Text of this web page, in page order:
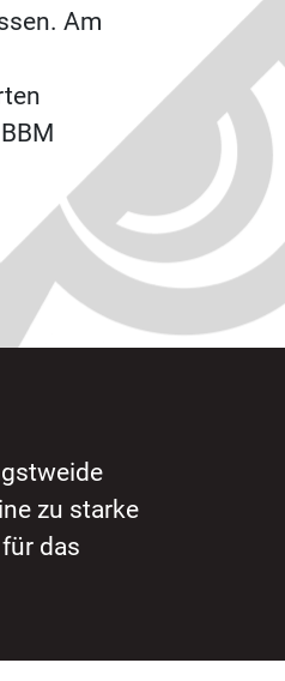
Am
zu starke
das